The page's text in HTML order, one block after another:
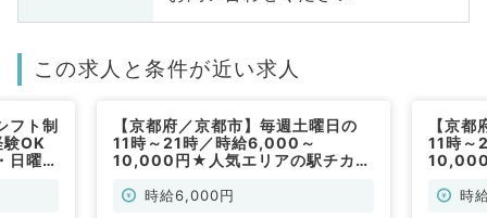
この求人と条件が近い求人
フト制
OK
日曜
【京都府／京都市】毎週土曜日の
11時～21時／時給6,000～
10,000円★人気エリアの駅チカク
のお仕事です♪（美容皮膚科／非常
時給6,000円
【京
11時～
10,000
のお時